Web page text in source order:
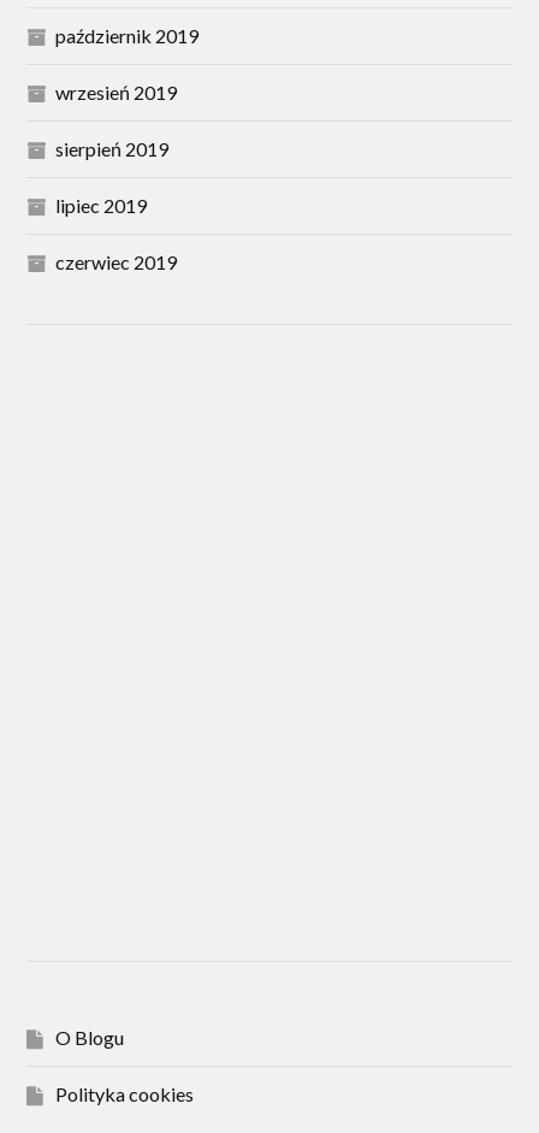
październik 2019
wrzesień 2019
sierpień 2019
lipiec 2019
czerwiec 2019
O Blogu
Polityka cookies